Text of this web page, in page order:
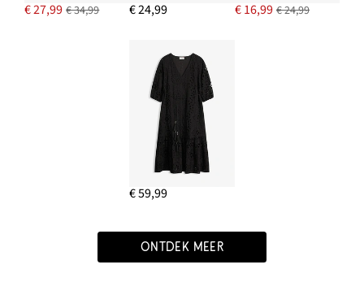
€ 27,99 € 34,99 € 24,99 € 16,99 € 24,99
€ 59,99
ONTDEK MEER